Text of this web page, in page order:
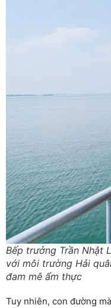
Bếp trưởng Trần Nhật
với môi trường Hải
đam mê ẩm thực
Tuy nhiên, con đường